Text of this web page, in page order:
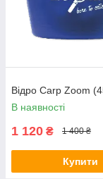
Відро Carp Zoom
В наявності
1 120 ₴ 1 400 ₴
Купити